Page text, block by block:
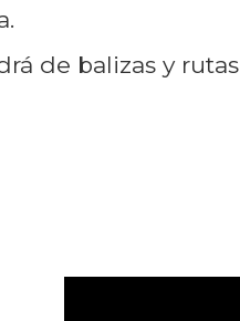
de balizas y